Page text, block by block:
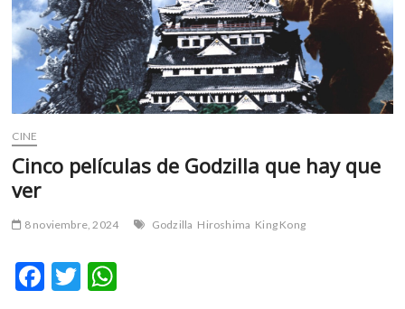
m
o
l
g
e
CINE
Cinco películas de Godzilla que hay que
ver
8 noviembre, 2024 Godzilla Hiroshima King Kong
F
T